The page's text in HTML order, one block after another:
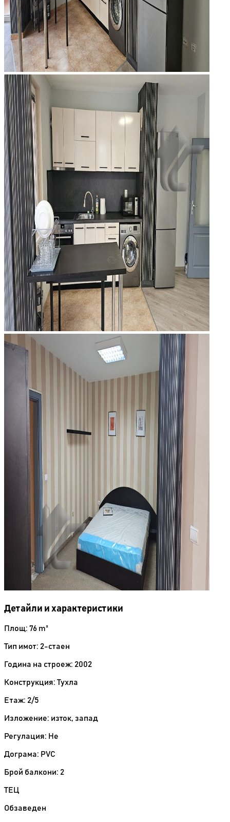
Детайли и характеристики
Площ: 76 m²
Тип имот: 2-стаен
Година на строеж: 2002
Конструкция: Тухла
Етаж: 2/5
Изложение: изток, запад
Регулация: Не
Дограма: PVC
Брой балкони: 2
ТЕЦ
Обзаведен